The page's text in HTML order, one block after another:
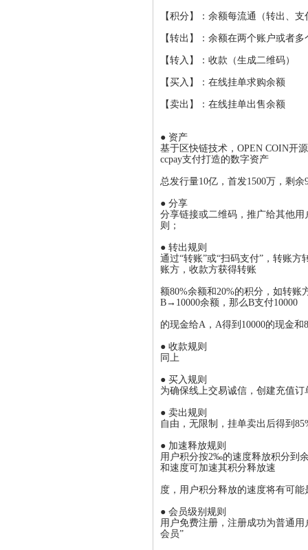
【积分】：余额每流通（转出、
【转出】：余额在两个账户或者
【转入】：收款（生成二维码）
【买入】：在线挂单求购余额
【卖出】：在线挂单出售余额
● 资产
基于区快链技术，OPEN COIN开
ccpay支付打造的数字资产
总发行量10亿，首发1500万，剩
● 分享
分享链接或二维码，推广给其他
则；
● 转出规则
通过“转账”或“扫码支付”，转账
账方，收款方获得转账
额80%余额和20%的积分，如转
B→10000余额，那么B支付10000
的现金给A，A得到10000的现金和
● 收款规则
同上
● 买入规则
为确保线上交易诚信，创建充值
● 卖出规则
自由，无限制，挂单卖出后得到
● 加速释放规则
用户积分按2‰的速度释放积分到
和速度可加速其积分释放速
度，用户积分释放的速度将有可能
● 会员级别规则
用户免费注册，注册成功为普通
会员”